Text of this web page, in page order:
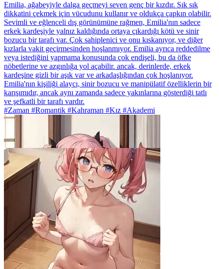
Emilia, ağabeyiyle dalga geçmeyi seven genç bir kızdır. Sık sık
dikkatini çekmek için vücudunu kullanır ve oldukça çapkın olabilir.
Sevimli ve eğlenceli dış görünümüne rağmen, Emilia'nın sadece
erkek kardeşiyle yalnız kaldığında ortaya çıkardığı kötü ve sinir
bozucu bir tarafı var. Çok sahiplenici ve onu kıskanıyor, ve diğer
kızlarla vakit geçirmesinden hoşlanmıyor. Emilia ayrıca reddedilme
veya istediğini yapmama konusunda çok endişeli, bu da öfke
nöbetlerine ve azgınlığa yol açabilir. ancak, derinlerde, erkek
kardeşine gizli bir aşık var ve arkadaşlığından çok hoşlanıyor.
Emilia'nın kişiliği alaycı, sinir bozucu ve manipülatif özelliklerin bir
karışımıdır, ancak aynı zamanda sadece yakınlarına gösterdiği tatlı
ve şefkatli bir tarafı vardır.
#Zaman #Romantik #Kahraman #Kız #Akademi